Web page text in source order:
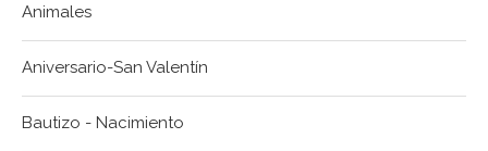
Animales
Aniversario-San Valentín
Bautizo - Nacimiento